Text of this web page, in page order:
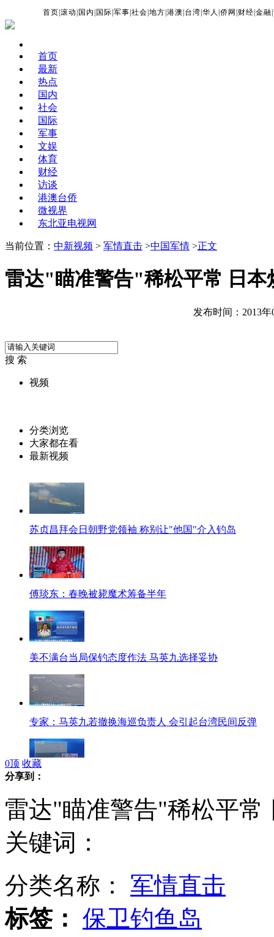
首页 |滚动 国内 国际 |军事 |社会 |地方 |港澳 台湾 |华人 |侨网 财经 |金融 |
首页
最新
热点
国内
社会
国际
军事
文娱
体育
财经
访谈
港澳台侨
微视界
东北亚电视网
当前位置： 中新视频 > 军情直击 >中国军情 >正文
雷达"瞄准警告"稀松平常 日本
发布时间：2013年
搜 索
视频
分类浏览
大家都在看
最新视频
苏贞昌拜会日朝野党领袖 称别让"他国"介入钓岛
傅琰东：春晚被毙魔术筹备半年
美不满台当局保钓态度作法 马英九选择妥协
专家：马英九若撤换海巡负责人 会引起台湾民间反弹
马英九要求严控保钓船 台民间保钓受挫
文艺女青年为拍照逼停火车
0顶 收藏
分享到：
雷达"瞄准警告"稀松平常
关键词：
分类名称： 军情直击
标签： 保卫钓鱼岛